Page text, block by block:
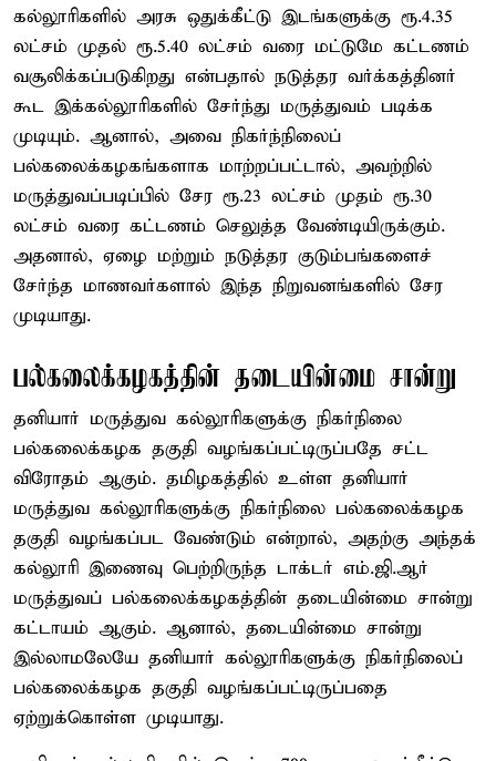
கல்லூரிகளில் அரசு ஒதுக்கீட்டு இடங்களுக்கு ரூ.4.35
லட்சம் முதல் ரூ.5.40 லட்சம் வரை மட்டுமே கட்டணம்
வசூலிக்கப்படுகிறது என்பதால் நடுத்தர வர்க்கத்தினர்
கூட இக்கல்லூரிகளில் சேர்ந்து மருத்துவம் படிக்க
முடியும். ஆனால், அவை நிகர்ந்நிலைப்
பல்கலைக்கழகங்களாக மாற்றப்பட்டால், அவற்றில்
மருத்துவப்படிப்பில் சேர ரூ.23 லட்சம் முதம் ரூ.30
லட்சம் வரை கட்டணம் செலுத்த வேண்டியிருக்கும்.
அதனால், ஏழை மற்றும் நடுத்தர குடும்பங்களைச்
சேர்ந்த மாணவர்களால் இந்த நிறுவனங்களில் சேர
முடியாது.
பல்கலைக்கழகத்தின் தடையின்மை சான்று
தனியார் மருத்துவ கல்லூரிகளுக்கு நிகர்நிலை
பல்கலைக்கழக தகுதி வழங்கப்பட்டிருப்பதே சட்ட
விரோதம் ஆகும். தமிழகத்தில் உள்ள தனியார்
மருத்துவ கல்லூரிகளுக்கு நிகர்நிலை பல்கலைக்கழக
தகுதி வழங்கப்பட வேண்டும் என்றால், அதற்கு அந்தக்
கல்லூரி இணைவு பெற்றிருந்த டாக்டர் எம்.ஜி.ஆர்
மருத்துவப் பல்கலைக்கழகத்தின் தடையின்மை சான்று
கட்டாயம் ஆகும். ஆனால், தடையின்மை சான்று
இல்லாமலேயே தனியார் கல்லூரிகளுக்கு நிகர்நிலைப்
பல்கலைக்கழக தகுதி வழங்கப்பட்டிருப்பதை
ஏற்றுக்கொள்ள முடியாது.